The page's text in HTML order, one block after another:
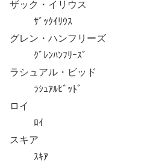
ザック・イリウス
ｻﾞｯｸｲﾘｳｽ
グレン・ハンフリーズ
ｸﾞﾚﾝﾊﾝﾌﾘｰｽﾞ
ラシュアル・ビッド
ﾗｼｭｱﾙﾋﾞｯﾄﾞ
ロイ
ﾛｲ
スキア
ｽｷｱ